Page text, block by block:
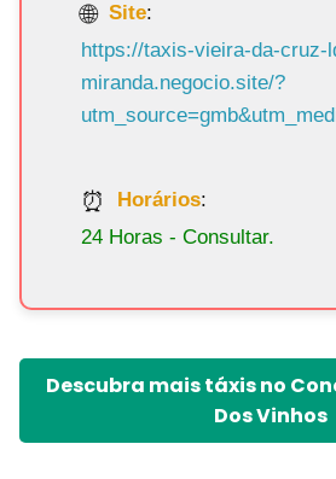
Site:
https://taxis-vieira-da-cruz-
miranda.negocio.site/?
Horários:
24 Horas - Consultar.
Descubra mais táxis no
Dos Vinhos